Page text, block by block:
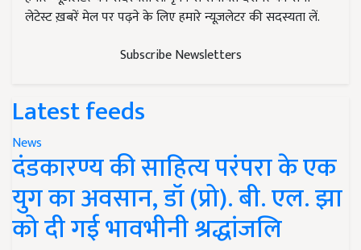
लेटेस्ट ख़बरें मेल पर पढ़ने के लिए हमारे न्यूज़लेटर की सदस्यता लें.
Subscribe Newsletters
Latest feeds
News
दंडकारण्य की साहित्य परंपरा के एक
युग का अवसान, डॉ (प्रो). बी. एल. झा
को दी गई भावभीनी श्रद्धांजलि